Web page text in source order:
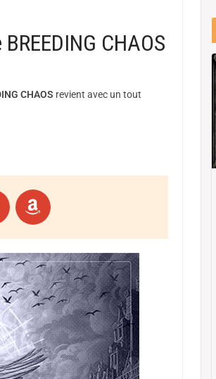
CHAOS
CHAOS revient avec un tout